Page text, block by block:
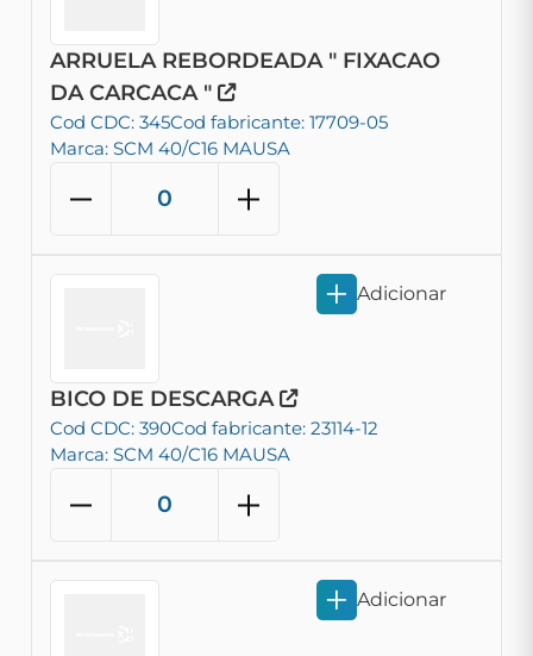
ARRUELA REBORDEADA " FIXACAO
DA CARCACA "
Cod CDC: 345Cod fabricante: 17709-05
Marca: SCM 40/C16 MAUSA
BICO DE DESCARGA
Cod CDC: 390Cod fabricante: 23114-12
Marca: SCM 40/C16 MAUSA
Adicionar
Adicionar